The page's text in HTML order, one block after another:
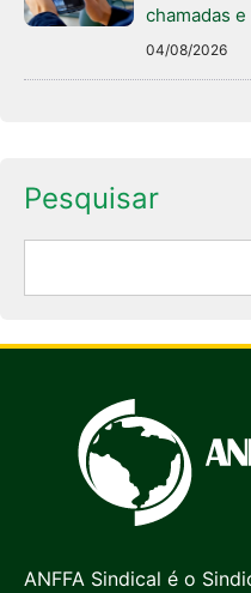
chamadas
04/08/2026
Pesquisar
ANFFA Sindical é o